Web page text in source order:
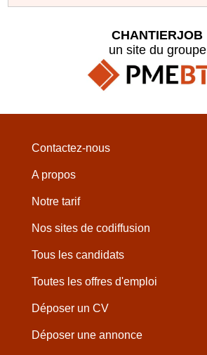
CHANTIERJOB
un site du groupe
Contactez-nous
A propos
Notre tarif
Nos sites de codiffusion
Tous les candidats
Toutes les offres d'emploi
Déposer un CV
Déposer une annonce